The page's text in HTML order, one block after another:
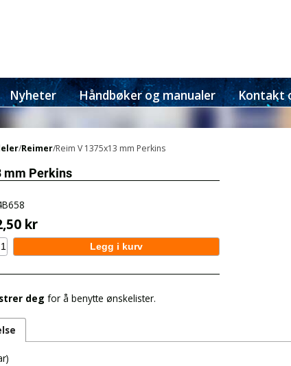
Nyheter Håndbøker og manualer Kontakt
/Reimer/Reim V 1375x13 mm Perkins
mm Perkins
kr
deg for å benytte ønskelister.